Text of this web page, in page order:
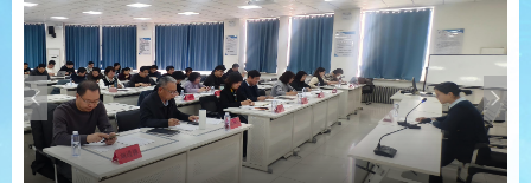
Previous Next